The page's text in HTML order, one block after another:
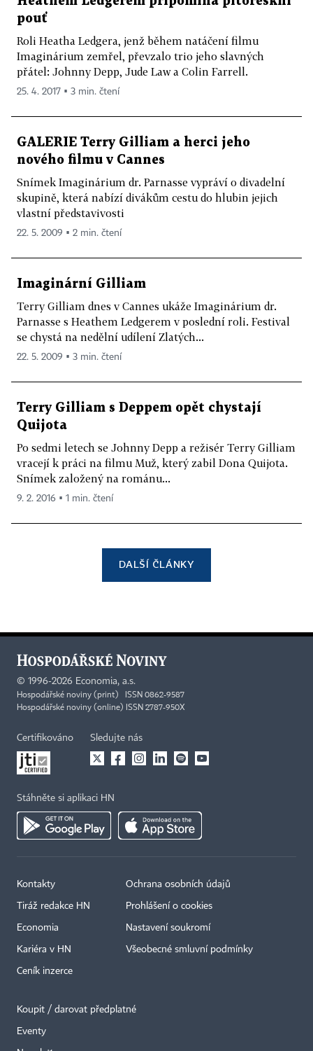
pouť
Roli Heatha Ledgera, jenž během natáčení filmu
Imaginárium zemřel, převzalo trio jeho slavných
přátel: Johnny Depp, Jude Law a Colin Farrell.
25. 4. 2017 ▪ 3 min. čtení
GALERIE Terry Gilliam a herci jeho
nového filmu v Cannes
Snímek Imaginárium dr. Parnasse vypráví o divadelní
skupině, která nabízí divákům cestu do hlubin jejich
vlastní představivosti
22. 5. 2009 ▪ 2 min. čtení
Imaginární Gilliam
Terry Gilliam dnes v Cannes ukáže Imaginárium dr.
Parnasse s Heathem Ledgerem v poslední roli. Festival
se chystá na nedělní udílení Zlatých...
22. 5. 2009 ▪ 3 min. čtení
Terry Gilliam s Deppem opět chystají
Quijota
Po sedmi letech se Johnny Depp a režisér Terry Gilliam
vracejí k práci na filmu Muž, který zabil Dona Quijota.
Snímek založený na románu...
9. 2. 2016 ▪ 1 min. čtení
DALŠÍ ČLÁNKY
© 1996-2026 Economia, a.s.
Hospodářské noviny (print) ISSN 0862-9587
Hospodářské noviny (online) ISSN 2787-950X
Certifikováno Sledujte nás
Stáhněte si aplikaci HN
Kontakty
Tiráž redakce HN
Economia
Kariéra v HN
Ceník inzerce
Ochrana osobních údajů
Prohlášení o cookies
Nastavení soukromí
Všeobecné smluvní podmínky
Koupit / darovat předplatné
Eventy